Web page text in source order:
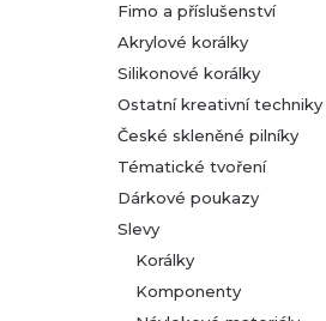
Fimo a příslušenství
Akrylové korálky
Silikonové korálky
Ostatní kreativní techniky
České skleněné pilníky
Tématické tvoření
Dárkové poukazy
Slevy
Korálky
Komponenty